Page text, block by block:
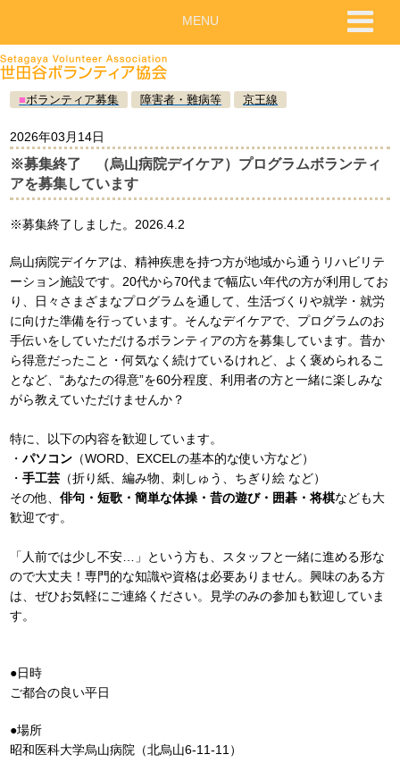
■ボランティア募集 障害者・難病等 京王線
2026年03月14日
※募集終了 （烏山病院デイケア）プログラムボランティ
アを募集しています
※募集終了しました。2026.4.2
烏山病院デイケアは、精神疾患を持つ方が地域から通うリハビリテ
ーション施設です。20代から70代まで幅広い年代の方が利用してお
り、日々さまざまなプログラムを通して、生活づくりや就学・就労
に向けた準備を行っています。そんなデイケアで、プログラムのお
手伝いをしていただけるボランティアの方を募集しています。昔か
ら得意だったこと・何気なく続けているけれど、よく褒められるこ
となど、“あなたの得意”を60分程度、利用者の方と一緒に楽しみな
がら教えていただけませんか？
特に、以下の内容を歓迎しています。
・パソコン （WORD、EXCELの基本的な使い方など）
・手工芸 （折り紙、編み物、刺しゅう、ちぎり絵 など）
その他、俳句・短歌 ・簡単な体操 ・昔の遊び・囲碁・将棋なども大
歓迎です。
「人前では少し不安…」という方も、スタッフと一緒に進める形な
ので大丈夫！専門的な知識や資格は必要ありません。興味のある方
は、ぜひお気軽にご連絡ください。見学のみの参加も歓迎していま
す。
●日時
ご都合の良い平日
●場所
昭和医科大学烏山病院（北烏山6-11-11）
MENU